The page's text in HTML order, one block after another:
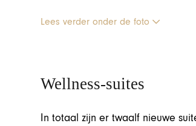
Lees verder onder de foto
Wellness-suites
In totaal zijn er twaalf nieuwe